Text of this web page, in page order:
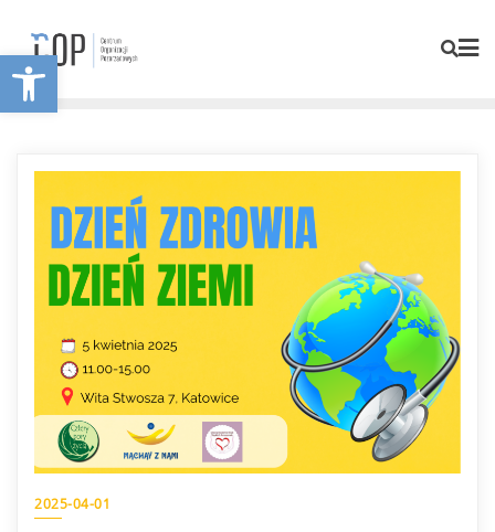
Otwórz pasek narzędzi
2025-04-01